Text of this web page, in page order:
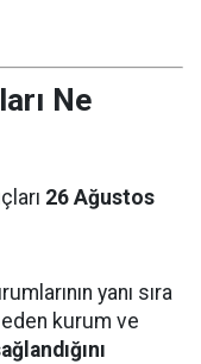
Ne
26 Ağustos
yanı sıra
eden kurum ve